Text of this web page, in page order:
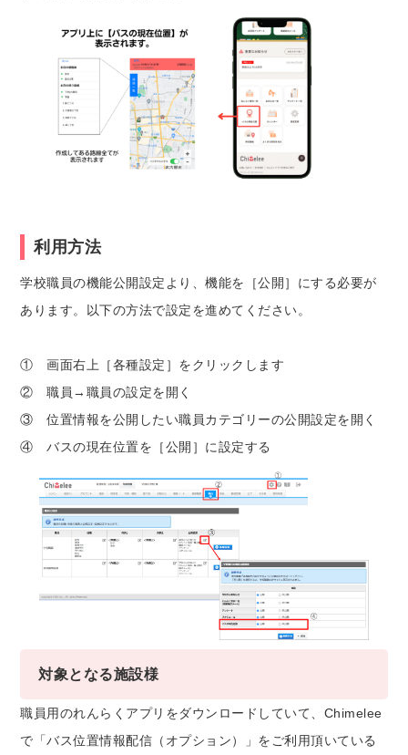
利用方法
学校職員の機能公開設定より、機能を［公開］にする必要が
あります。以下の方法で設定を進めてください。
① 画面右上［各種設定］をクリックします
② 職員→職員の設定を開く
③ 位置情報を公開したい職員カテゴリーの公開設定を開く
④ バスの現在位置を［公開］に設定する
対象となる施設様
職員用のれんらくアプリをダウンロードしていて、Chimelee
で「バス位置情報配信（オプション）」をご利用頂いている